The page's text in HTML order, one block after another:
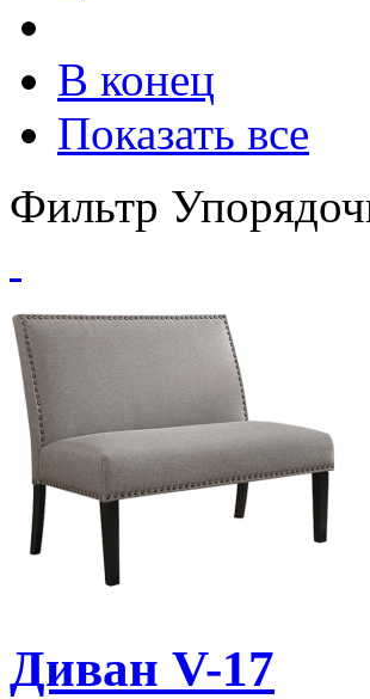
В конец
Показать все
Фильтр
Диван V-17